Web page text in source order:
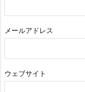
メールアドレス
ウェブサイト